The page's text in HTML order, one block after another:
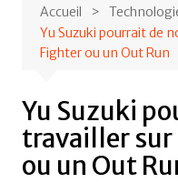
Accueil
Yu Suzuki pourrait de
Fighter ou un Out Run
Yu Suzuki
travailler
ou un Out